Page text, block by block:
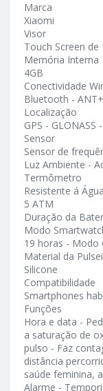
Marca
Xiaomi
Visor
Touch Screen de
Memória Interna
4GB
Conectividade
Bluetooth - ANT+
Localização
GPS - GLONASS
Sensor
Sensor de
Luz Ambiente -
Termômetro
Resistente á Água
5 ATM
Duração da
Modo
19 horas - Modo
Material da
Silicone
Compatibilidade
Smartphones
Funções
Hora e data -
a saturação de
pulso - Faz
distância
saúde feminina,
Alarme -